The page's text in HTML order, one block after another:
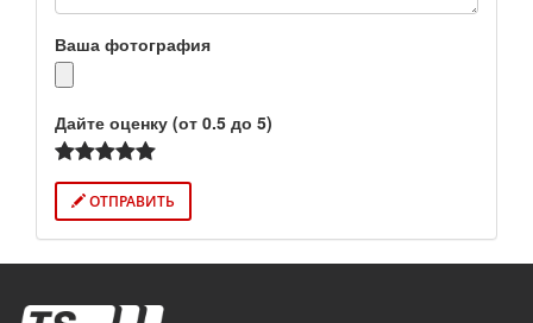
Ваша фотография
Дайте оценку (от 0.5 до 5)
ОТПРАВИТЬ